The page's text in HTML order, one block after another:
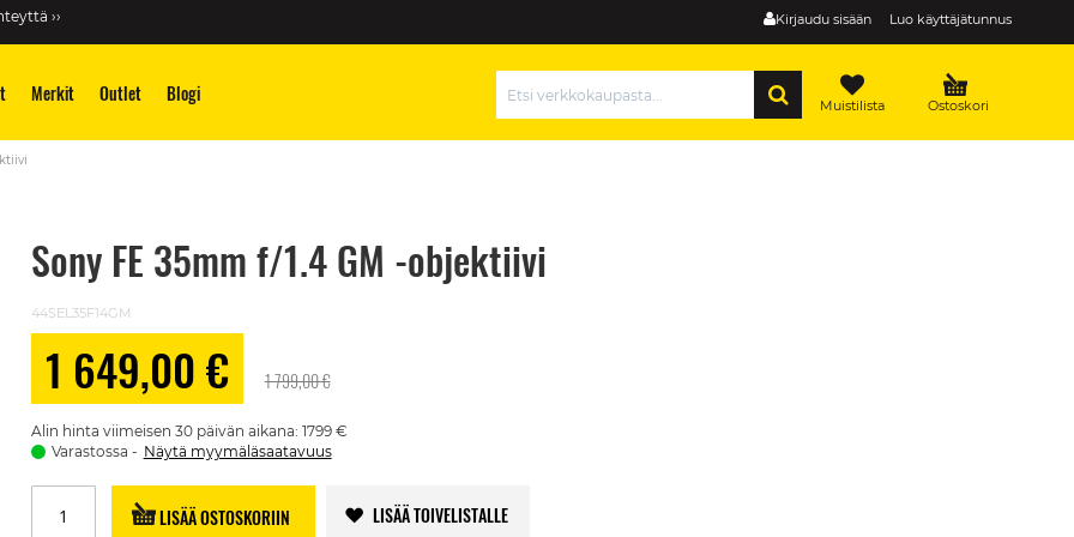
Kirjaudu sisään Luo käyttäjätunnus
››
Merkit Outlet Blogi Ostoskori
Muistilista
Sony FE 35mm f/1.4 GM -objektiivi
44SEL35F14GM
Alennushinta
1 649,00 € 1 799,00 €
Alin hinta viimeisen 30 päivän aikana: 1799 €
Varastossa
Näytä myymäläsaatavuus
LISÄÄ OSTOSKORIIN LISÄÄ TOIVELISTALLE